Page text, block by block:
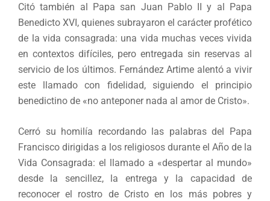
Citó también al Papa san Juan Pablo II y al Papa
Benedicto XVI, quienes subrayaron el carácter profético
de la vida consagrada: una vida muchas veces vivida
en contextos difíciles, pero entregada sin reservas al
servicio de los últimos. Fernández Artime alentó a vivir
este llamado con fidelidad, siguiendo el principio
benedictino de «no anteponer nada al amor de Cristo».
Cerró su homilía recordando las palabras del Papa
Francisco dirigidas a los religiosos durante el Año de la
Vida Consagrada: el llamado a «despertar al mundo»
desde la sencillez, la entrega y la capacidad de
reconocer el rostro de Cristo en los más pobres y